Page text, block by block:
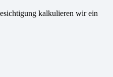
kalkulieren wir ein